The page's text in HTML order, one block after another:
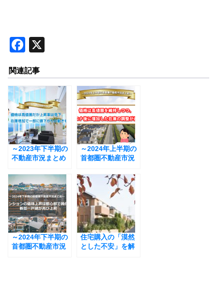
F
c
e
b
o
o
k
関連記事
～2023年下半期の
不動産市況まとめ
だが上昇率は低
下。在庫増加で一
部に値下がりの動
きも
～2024年上半期の
首都圏不動産市況
値圏を維持しつ
つ、コロナ後に増
加した在庫の調整
が進む
～2024年下半期の
首都圏不動産市況
住宅購入の「漠然
とした不安」を解